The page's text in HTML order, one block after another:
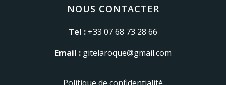
NOUS CONTACTER
Tel : +33 07 68 73 28 66
Email : gitelaroque@gmail.com